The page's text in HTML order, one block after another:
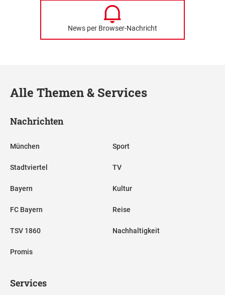
News per Browser-Nachricht
Alle Themen & Services
Nachrichten
München
Stadtviertel
Bayern
FC Bayern
TSV 1860
Promis
Sport
TV
Kultur
Reise
Nachhaltigkeit
Services